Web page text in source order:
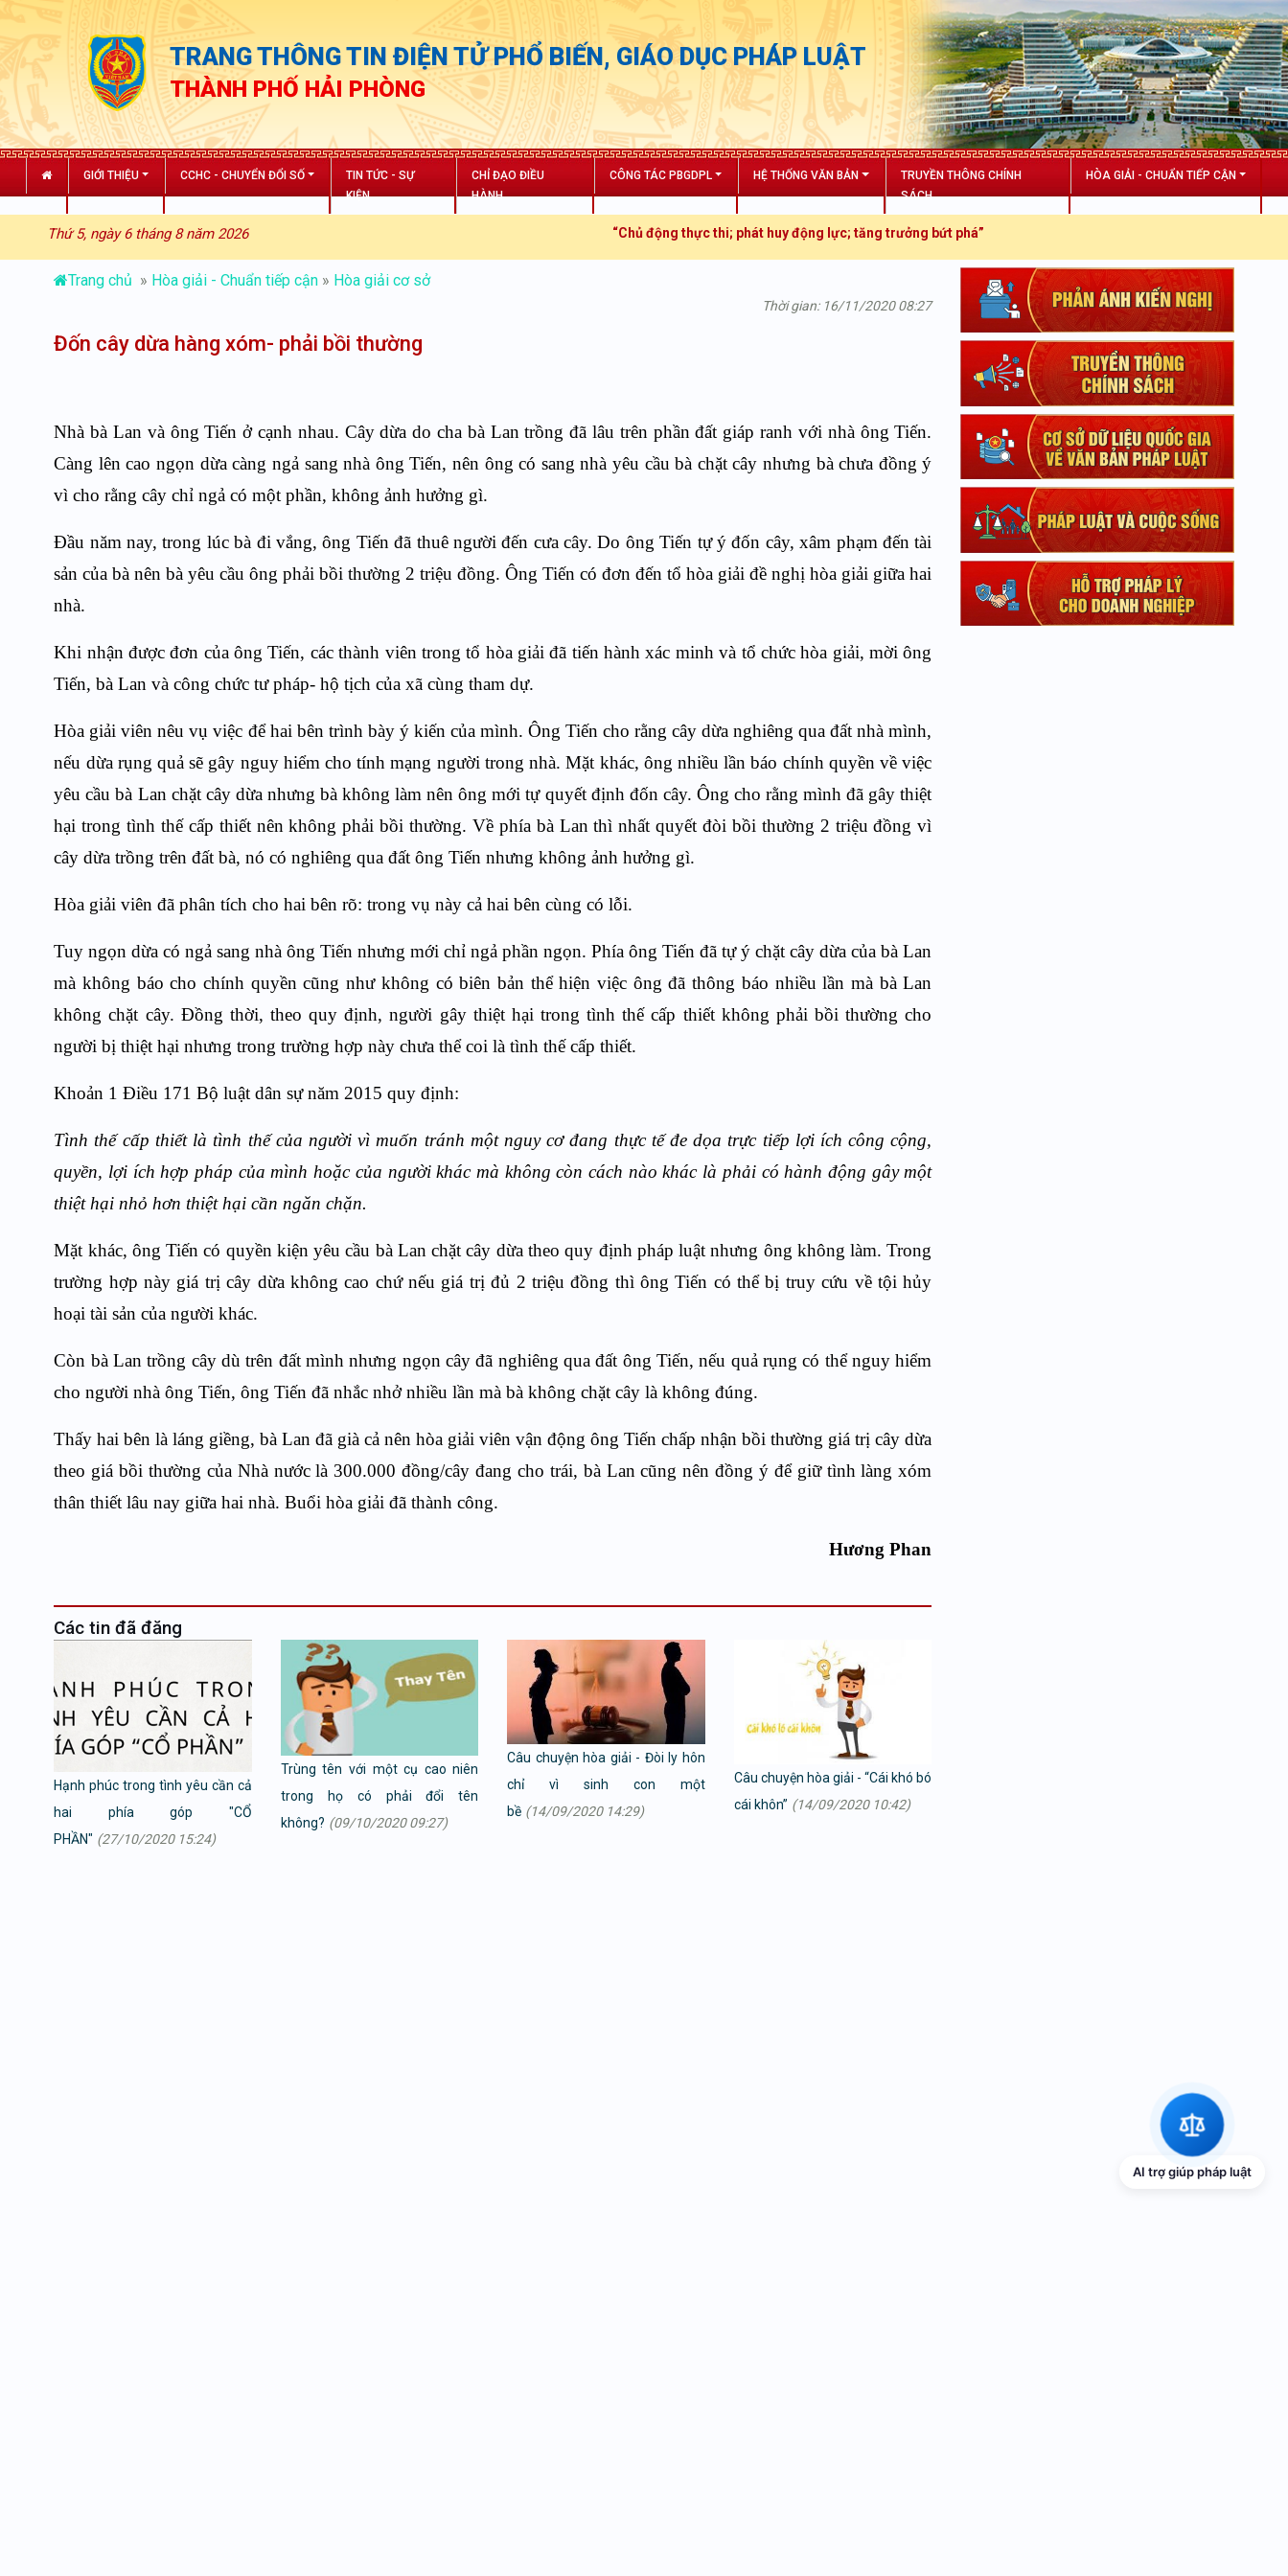
TRANG THÔNG TIN ĐIỆN TỬ PHỔ BIẾN, GIÁO DỤC PHÁP LUẬT
THÀNH PHỐ HẢI PHÒNG
GIỚI THIỆU CCHC - CHUYỂN ĐỔI SỐ
TIN TỨC - SỰ
KIỆN
CHỈ ĐẠO ĐIỀU
HÀNH
CÔNG TÁC PBGDPL HỆ THỐNG VĂN BẢN
TRUYỀN THÔNG CHÍNH
SÁCH
HÒA GIẢI - CHUẨN TIẾP CẬN
Thứ 5, ngày 6 tháng 8 năm 2026 “Chủ động thực thi; phát huy động lực; tăng trưởng bứt phá”
Trang chủ » Hòa giải - Chuẩn tiếp cận » Hòa giải cơ sở
Thời gian: 16/11/2020 08:27
Đốn cây dừa hàng xóm- phải bồi thường
Nhà bà Lan và ông Tiến ở cạnh nhau. Cây dừa do cha bà Lan trồng đã lâu trên phần đất giáp ranh với nhà ông Tiến.
Càng lên cao ngọn dừa càng ngả sang nhà ông Tiến, nên ông có sang nhà yêu cầu bà chặt cây nhưng bà chưa đồng ý
vì cho rằng cây chỉ ngả có một phần, không ảnh hưởng gì.
Đầu năm nay, trong lúc bà đi vắng, ông Tiến đã thuê người đến cưa cây. Do ông Tiến tự ý đốn cây, xâm phạm đếntài
sản của bà nên bà yêu cầu ông phải bồi thường 2 triệu đồng. Ông Tiến có đơn đến tổ hòa giải đề nghị hòa giải giữa hai
nhà.
Khi nhận được đơn của ông Tiến, các thành viên trong tổ hòa giải đã tiến hành xác minh và tổ chức hòa giải, mời ông
Tiến, bà Lan và công chức tư pháp- hộ tịch của xã cùng tham dự.
Hòa giải viên nêu vụ việc để hai bên trình bày ý kiến của mình. Ông Tiến cho rằng cây dừa nghiêng qua đất nhà mình,
nếu dừa rụng quả sẽ gây nguy hiểm cho tính mạng người trong nhà. Mặt khác, ông nhiều lần báo chính quyền về việc
yêu cầu bà Lan chặt cây dừa nhưng bà không làm nên ông mới tự quyết định đốn cây. Ông cho rằng mình đã gây thiệt
hại trong tình thế cấp thiết nên không phải bồi thường. Về phía bà Lan thì nhất quyết đòi bồi thường 2 triệu đồng vì
cây dừa trồng trên đất bà, nó có nghiêng qua đất ông Tiến nhưng không ảnh hưởng gì.
Hòa giải viên đã phân tích cho hai bên rõ: trong vụ này cả hai bên cùng có lỗi.
Tuy ngọn dừa có ngả sang nhà ông Tiến nhưngmới chỉ ngả phần ngọn. Phía ông Tiến đã tự ý chặt cây dừa của bà Lan
mà không báo cho chính quyền cũng như không có biên bản thể hiện việc ông đã thông báo nhiều lần mà bà Lan
không chặt cây. Đồng thời, theo quy định, người gây thiệt hại trong tình thế cấp thiết không phải bồi thường cho
người bị thiệt hại nhưng trong trường hợp này chưa thể coi là tình thế cấp thiết.
Khoản 1 Điều 171Bộ luật dân sự năm 2015 quy định:
Tình thế cấp thiết là tình thế của người vì muốn tránh một nguy cơ đang thực tế đe dọa trực tiếp lợi ích công cộng,
quyền, lợi ích hợp pháp của mình hoặc của người khác mà không còn cách nào khác là phải có hành động gây một
thiệt hại nhỏ hơn thiệt hại cần ngăn chặn.
Mặt khác, ông Tiến có quyền kiện yêu cầu bà Lan chặt cây dừa theo quy định pháp luật nhưng ông không làm. Trong
trường hợp này giá trị cây dừa không cao chứ nếu giá trị đủ 2 triệu đồng thì ông Tiến có thể bị truy cứu về tội hủy
hoại tài sản của người khác.
Còn bà Lan trồng cây dù trên đất mình nhưng ngọn cây đã nghiêng qua đất ông Tiến, nếu quả rụng có thể nguy hiểm
cho người nhà ông Tiến, ông Tiến đã nhắc nhở nhiều lần mà bà không chặt cây là không đúng.
Thấy hai bên là láng giềng, bà Lan đã già cả nên hòa giải viên vận động ông Tiến chấp nhậnbồi thường giá trị cây dừa
theo giá bồi thường của Nhà nước là 300.000 đồng/cây đang cho trái, bà Lan cũng nên đồng ý để giữ tình làng xóm
thân thiết lâu nay giữa hai nhà. Buổi hòa giải đã thành công.
Hương Phan
Các tin đã đăng
Hạnh phúc trong tình yêu cần cả
hai phía góp "CỔ
PHẦN" (27/10/2020 15:24)
Trùng tên với một cụ cao niên
trong họ có phải đổi tên
không? (09/10/2020 09:27)
Câu chuyện hòa giải - Đòi ly hôn
chỉ vì sinh con một
bề (14/09/2020 14:29)
Câu chuyện hòa giải - “Cái khó bó
cái khôn” (14/09/2020 10:42)
AI trợ giúp pháp luật